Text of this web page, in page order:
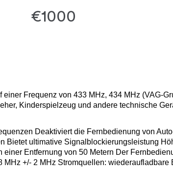
€1000
Frequenz von 433 MHz, 434 MHz (VAG-
Kinderspielzeug und andere technische
Deaktiviert die Fernbedienung von
Bietet ultimative Signalblockierungsleistung
Entfernung von 50 Metern Der
+/- 2 MHz Stromquellen: